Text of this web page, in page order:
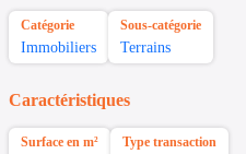
Catégorie
Immobiliers
Sous-catégorie
Terrains
Caractéristiques
Surface en m² Type transaction